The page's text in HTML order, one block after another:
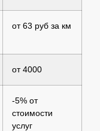
от 63 руб за км
от 4000
-5% от
стоимости
услуг